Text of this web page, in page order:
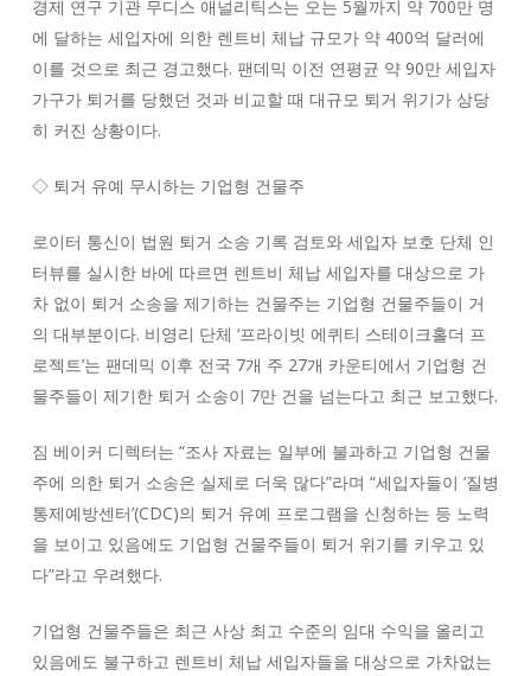
경제 연구 기관 무디스 애널리틱스는 오는 5월까지 약 700만 명
에 달하는 세입자에 의한 렌트비 체납 규모가 약 400억 달러에
이를 것으로 최근 경고했다. 팬데믹 이전 연평균 약 90만 세입자
가구가 퇴거를 당했던 것과 비교할 때 대규모 퇴거 위기가 상당
히 커진 상황이다.
◇ 퇴거 유예 무시하는 기업형 건물주
로이터 통신이 법원 퇴거 소송 기록 검토와 세입자 보호 단체 인
터뷰를 실시한 바에 따르면 렌트비 체납 세입자를 대상으로 가
차 없이 퇴거 소송을 제기하는 건물주는 기업형 건물주들이 거
의 대부분이다. 비영리 단체 ‘프라이빗 에퀴티 스테이크홀더 프
로젝트’는 팬데믹 이후 전국 7개 주 27개 카운티에서 기업형 건
물주들이 제기한 퇴거 소송이 7만 건을 넘는다고 최근 보고했다.
짐 베이커 디렉터는 “조사 자료는 일부에 불과하고 기업형 건물
주에 의한 퇴거 소송은 실제로 더욱 많다”라며 “세입자들이 ‘질병
통제예방센터’(CDC)의 퇴거 유예 프로그램을 신청하는 등 노력
을 보이고 있음에도 기업형 건물주들이 퇴거 위기를 키우고 있
다”라고 우려했다.
기업형 건물주들은 최근 사상 최고 수준의 임대 수익을 올리고
있음에도 불구하고 렌트비 체납 세입자들을 대상으로 가차없는